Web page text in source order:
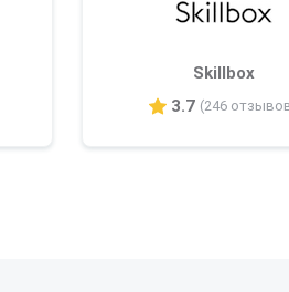
Skillbox
3.7 (246